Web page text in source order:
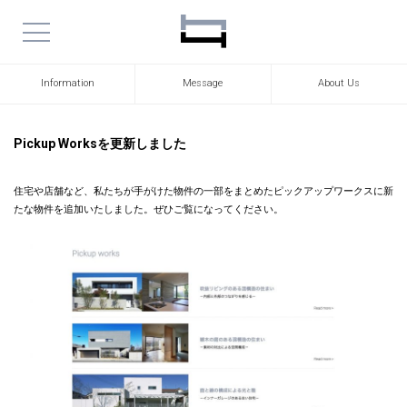
Information Message About Us
Pickup Worksを更新しました
住宅や店舗など、私たちが手がけた物件の一部をまとめたピックアップワークスに新
たな物件を追加いたしました。ぜひご覧になってください。